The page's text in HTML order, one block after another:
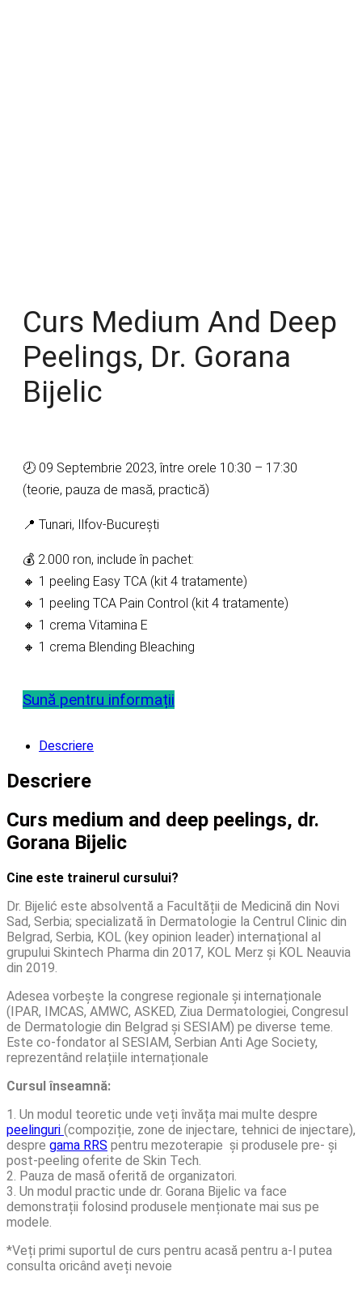
Curs Medium And Deep
Peelings, Dr. Gorana
Bijelic
🕗 09 Septembrie 2023, între orele 10:30 – 17:30
(teorie, pauza de masă, practică)
📍 Tunari, Ilfov-București
💰 2.000 ron, include în pachet:
🔸 1 peeling Easy TCA (kit 4 tratamente)
🔸 1 peeling TCA Pain Control (kit 4 tratamente)
🔸 1 crema Vitamina E
🔸 1 crema Blending Bleaching
Sună pentru informații
Descriere
Descriere
Curs medium and deep peelings, dr.
Gorana Bijelic
Cine este trainerul cursului?
Dr. Bijelić este absolventă a Facultății de Medicină din Novi
Sad, Serbia; specializată în Dermatologie la Centrul Clinic din
Belgrad, Serbia, KOL (key opinion leader) internațional al
grupului Skintech Pharma din 2017, KOL Merz și KOL Neauvia
din 2019.
Adesea vorbește la congrese regionale și internaționale
(IPAR, IMCAS, AMWC, ASKED, Ziua Dermatologiei, Congresul
de Dermatologie din Belgrad și SESIAM) pe diverse teme.
Este co-fondator al SESIAM, Serbian Anti Age Society,
reprezentând relațiile internaționale
Cursul înseamnă:
1. Un modul teoretic unde veți învăța mai multe despre
peelinguri (compoziție, zone de injectare, tehnici de injectare),
despre gama RRS pentru mezoterapie și produsele pre- și
post-peeling oferite de Skin Tech.
2. Pauza de masă oferită de organizatori.
3. Un modul practic unde dr. Gorana Bijelic va face
demonstrații folosind produsele menționate mai sus pe
modele.
*Veți primi suportul de curs pentru acasă pentru a-l putea
consulta oricând aveți nevoie